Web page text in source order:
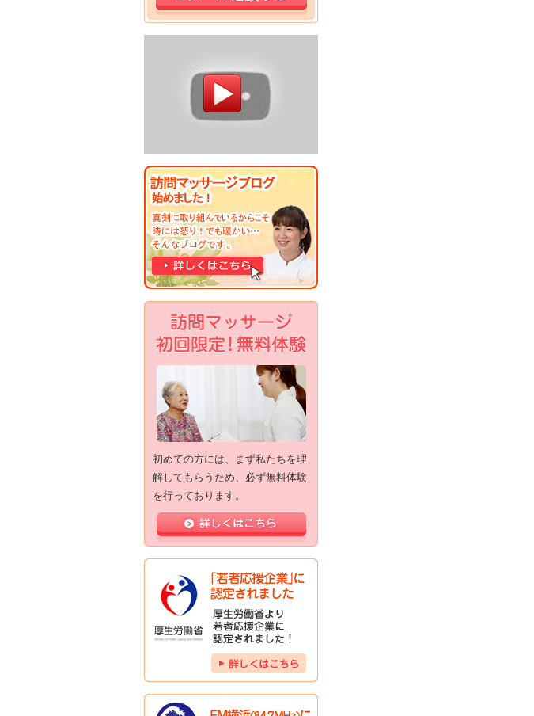
初めての方には、まず私たちを理
解してもらうため、必ず無料体験
を行っております。